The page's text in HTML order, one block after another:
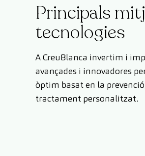
Principals
tecnologies
A CreuBlanca invertim i
avançades i innovadores
òptim basat en la
tractament personalitzat.